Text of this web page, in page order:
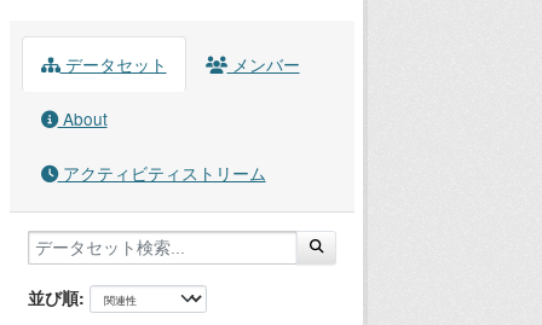
データセット メンバー
About
アクティビティストリーム
並び順